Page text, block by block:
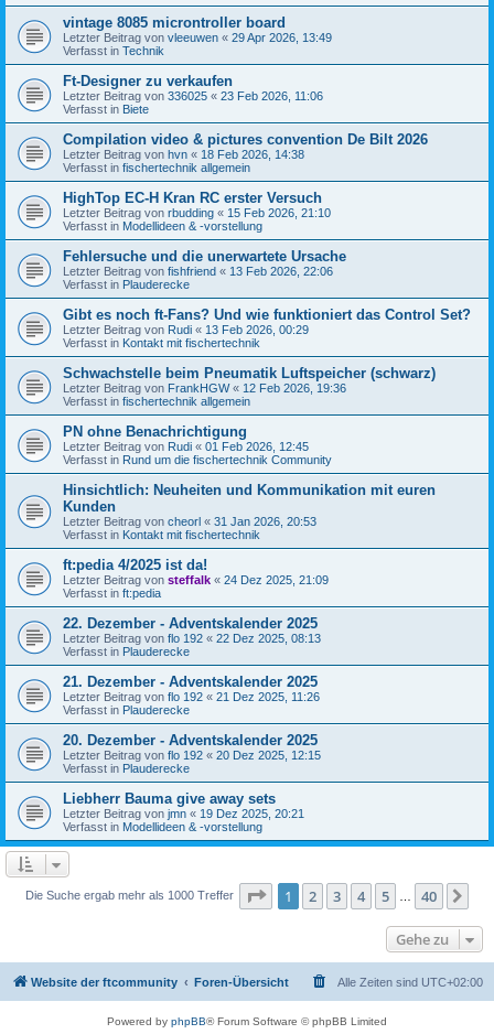
vintage 8085 microntroller board
Letzter Beitrag von vleeuwen « 29 Apr 2026, 13:49
Verfasst in Technik
Ft-Designer zu verkaufen
Letzter Beitrag von 336025 « 23 Feb 2026, 11:06
Verfasst in Biete
Compilation video & pictures convention De Bilt 2026
Letzter Beitrag von hvn « 18 Feb 2026, 14:38
Verfasst in fischertechnik allgemein
HighTop EC-H Kran RC erster Versuch
Letzter Beitrag von rbudding « 15 Feb 2026, 21:10
Verfasst in Modellideen & -vorstellung
Fehlersuche und die unerwartete Ursache
Letzter Beitrag von fishfriend « 13 Feb 2026, 22:06
Verfasst in Plauderecke
Gibt es noch ft-Fans? Und wie funktioniert das Control Set?
Letzter Beitrag von Rudi « 13 Feb 2026, 00:29
Verfasst in Kontakt mit fischertechnik
Schwachstelle beim Pneumatik Luftspeicher (schwarz)
Letzter Beitrag von FrankHGW« 12 Feb 2026, 19:36
Verfasst in fischertechnik allgemein
PN ohne Benachrichtigung
Letzter Beitrag von Rudi « 01 Feb 2026, 12:45
Verfasst in Rund um die fischertechnik Community
Hinsichtlich: Neuheiten und Kommunikation mit euren
Kunden
Letzter Beitrag von cheorl « 31 Jan 2026, 20:53
Verfasst in Kontakt mit fischertechnik
ft:pedia 4/2025 ist da!
Letzter Beitrag von steffalk « 24 Dez 2025, 21:09
Verfasst in ft:pedia
22. Dezember - Adventskalender 2025
Letzter Beitrag von flo 192 « 22 Dez 2025, 08:13
Verfasst in Plauderecke
21. Dezember - Adventskalender 2025
Letzter Beitrag von flo 192 « 21 Dez 2025, 11:26
Verfasst in Plauderecke
20. Dezember - Adventskalender 2025
Letzter Beitrag von flo 192 « 20 Dez 2025, 12:15
Verfasst in Plauderecke
Liebherr Bauma give away sets
Letzter Beitrag von jmn « 19 Dez 2025, 20:21
Verfasst in Modellideen & -vorstellung
Die Suche ergab mehr als 1000 Treffer Seite 1von 40
1 2 3 4 5 40
Gehe zu
Website der ftcommunity Foren-Übersicht Alle Zeiten sind UTC+02:00
Powered by phpBB® Forum Software © phpBB Limited